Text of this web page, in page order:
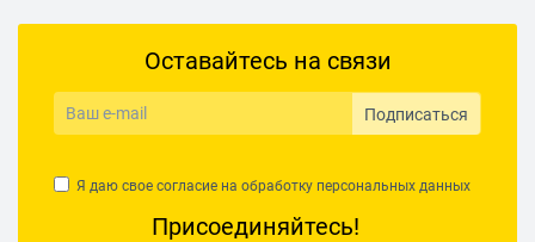
Оставайтесь на связи
Подписаться
Я даю свое согласие на обработку персональных данных
Присоединяйтесь!